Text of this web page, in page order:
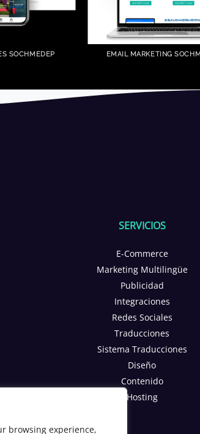
browsing experience,
SOCHMEDEP EMAIL MARKETING
SERVICIOS
E-Commerce
Marketing Multilingüe
Publicidad
Integraciones
Redes Sociales
Traducciones
Sistema Traducciones
Diseño
Contenido
Hosting